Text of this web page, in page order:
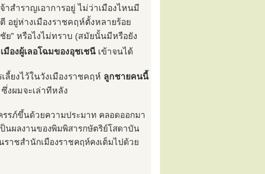
สำราญเอาการอยู่ ไม่ว่าเมืองไหนมี
อยู่ห่างเมืองราชคฤห์ตั้งหลายร้อย
ย” หรือไงไม่ทราบ (สมัยนั้นมีหรือยัง
มืองผู้เลอโฉมของอุชเชนีเข้าจนได้
ยงไว้ในวังเมืองราชคฤห์ ลูกชายคนนี้
ซึ่งผมจะเล่าทีหลัง
รรภ์ขึ้นด้วยความประมาท คลอดออกมา
นผลงานของพิมพิสารกษัตริย์โสดาบัน
ราชสำนักเมืองราชคฤห์คงเต็มไปด้วย